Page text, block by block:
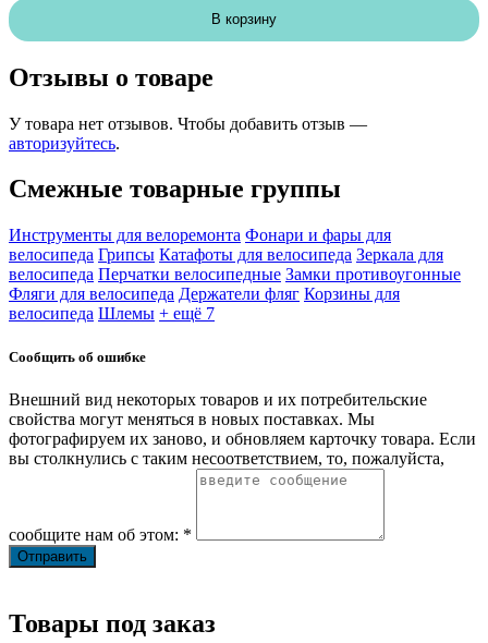
В корзину
Отзывы о товаре
У товара нет отзывов. Чтобы добавить отзыв —
авторизуйтесь.
Смежные товарные группы
Инструменты для велоремонта Фонари и фары для
велосипеда Грипсы Катафоты для велосипеда Зеркала для
велосипеда Перчатки велосипедные Замки противоугонные
Фляги для велосипеда Держатели фляг Корзины для
велосипеда Шлемы + ещё 7
Сообщить об ошибке
Внешний вид некоторых товаров и их потребительские
свойства могут меняться в новых поставках. Мы
фотографируем их заново, и обновляем карточку товара. Если
вы столкнулись с таким несоответствием, то, пожалуйста,
сообщите нам об этом: *
Товары под заказ